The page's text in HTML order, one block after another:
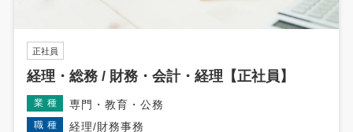
正社員
経理・総務 / 財務・会計・経理【正社員】
業種 専門・教育・公務
職種 経理/財務事務